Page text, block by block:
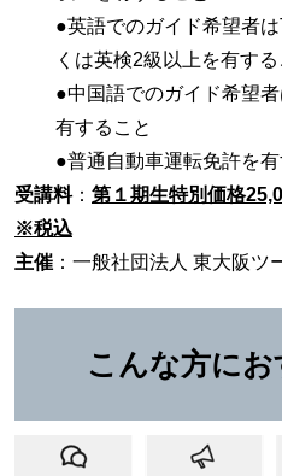
●英語でのガイド希望者
くは英検2級以上を有する
●中国語でのガイド希望
有すること
●普通自動車運転免許を
受講料： 第１期生特別価格
※税込
主催 ：一般社団法人 東大阪ツ
こんな方に